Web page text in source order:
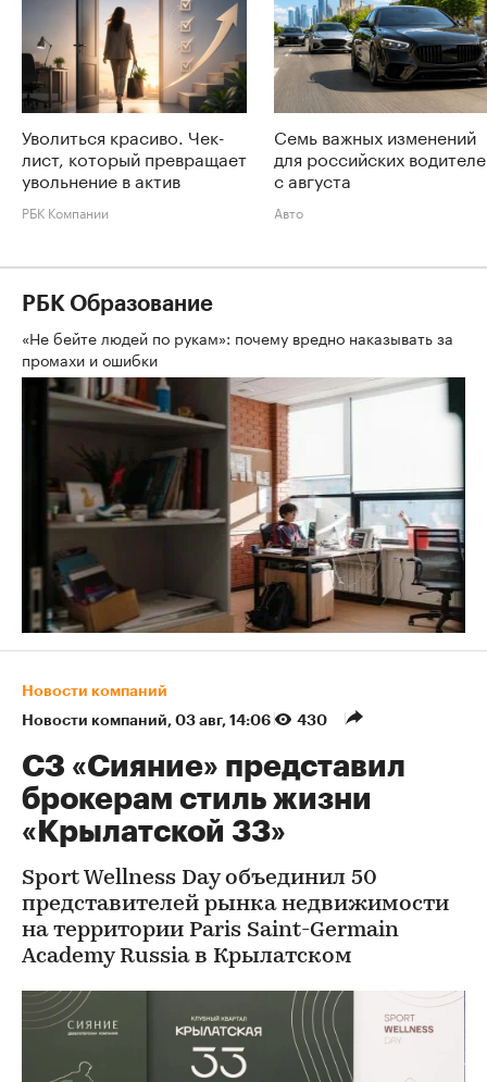
Уволиться красиво. Чек-
лист, который превращает
увольнение в актив
РБК Компании
Семь важных изменений
для российских
с августа
Авто
РБК Образование
«Не бейте людей по рукам»: почему вредно наказывать за
промахи и ошибки
Новости компаний
Новости компаний⁠, 03 авг, 14:06 430
СЗ «Сияние» представил
брокерам стиль жизни
«Крылатской 33»
Sport Wellness Day объединил 50
представителей рынка недвижимости
на территории Paris Saint-Germain
Academy Russia в Крылатском